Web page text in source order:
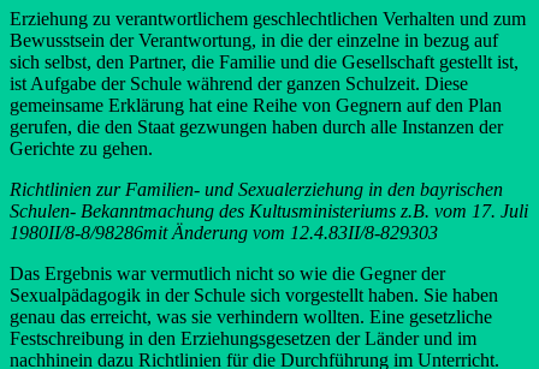
Erziehung zu verantwortlichem geschlechtlichen Verhalten und zum
Bewusstsein der Verantwortung, in die der einzelne in bezug auf
sich selbst, den Partner, die Familie und die Gesellschaft gestellt ist,
ist Aufgabe der Schule während der ganzen Schulzeit. Diese
gemeinsame Erklärung hat eine Reihe von Gegnern auf den Plan
gerufen, die den Staat gezwungen haben durch alle Instanzen der
Gerichte zu gehen.
Richtlinien zur Familien- und Sexualerziehung in den bayrischen
Schulen- Bekanntmachung des Kultusministeriums z.B. vom 17. Juli
1980II/8-8/98286mit Änderung vom 12.4.83II/8-829303
Das Ergebnis war vermutlich nicht so wie die Gegner der
Sexualpädagogik in der Schule sich vorgestellt haben. Sie haben
genau das erreicht, was sie verhindern wollten. Eine gesetzliche
Festschreibung in den Erziehungsgesetzen der Länder und im
nachhinein dazu Richtlinien für die Durchführung im Unterricht.